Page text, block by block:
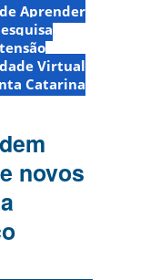
Aprender
Virtual
Catarina
novos